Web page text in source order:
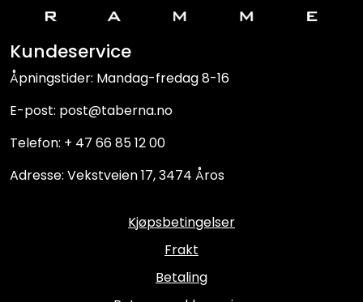
Kundeservice
Åpningstider: Mandag-fredag 8-16
E-post: post@taberna.no
Telefon: + 47 66 85 12 00
Adresse: Vekstveien 17, 3474 Åros
Kjøpsbetingelser
Frakt
Betaling